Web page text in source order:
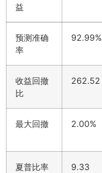
益
预测准确
率
92.99%
收益回撤
比
262.52
最大回撤 2.00%
夏普比率 9.33